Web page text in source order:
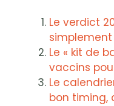
Le verdict
Le « kit de
vaccins
Le
bon timing,